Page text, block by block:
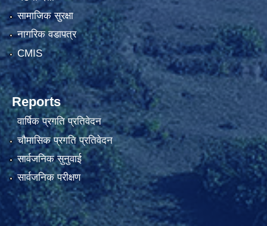
सामाजिक सुरक्षा
नागरिक वडापत्र
CMIS
Reports
वार्षिक प्रगति प्रतिवेदन
चौमासिक प्रगति प्रतिवेदन
सार्वजनिक सुनुवाई
सार्वजनिक परीक्षण